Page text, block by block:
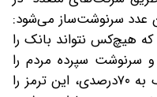
عدد سرنوشت‌ساز می‌شود:
که هیچ‌کس نتواند بانک را
سپرده مردم را
یک‌تنه در دست بگیرد. تمرکز نزدیک به ۷۰درصدی، این ترمز را